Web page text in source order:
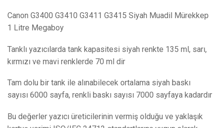
Canon G3400 G3410 G3411 G3415 Siyah Muadil Mürekkep
1 Litre Megaboy
Tanklı yazıcılarda tank kapasitesi siyah renkte 135 ml, sarı,
kırmızı ve mavi renklerde 70 ml dir
Tam dolu bir tank ile alınabilecek ortalama siyah baskı
sayısı 6000 sayfa, renkli baskı sayısı 7000 sayfaya kadardır
Bu değerler yazıcı üreticilerinin vermiş olduğu ve yaklaşık